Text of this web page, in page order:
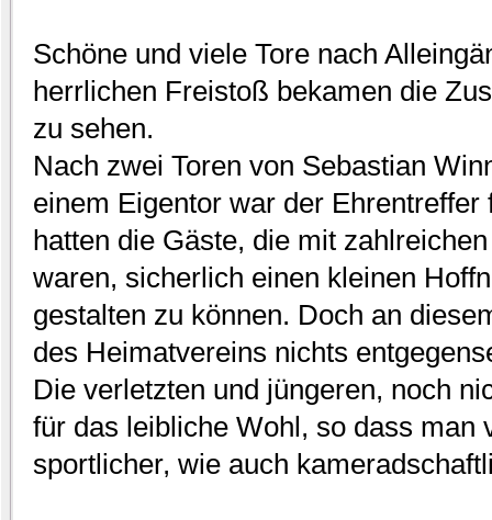
Schöne und viele Tore nach
herrlichen Freistoß bekamen die
zu sehen.
Nach zwei Toren von Sebastian
einem Eigentor war der
hatten die Gäste, die mit
waren, sicherlich einen kleinen
gestalten zu können. Doch an
des Heimatvereins nichts
Die verletzten und jüngeren, noch
für das leibliche Wohl, so dass man
sportlicher, wie auch